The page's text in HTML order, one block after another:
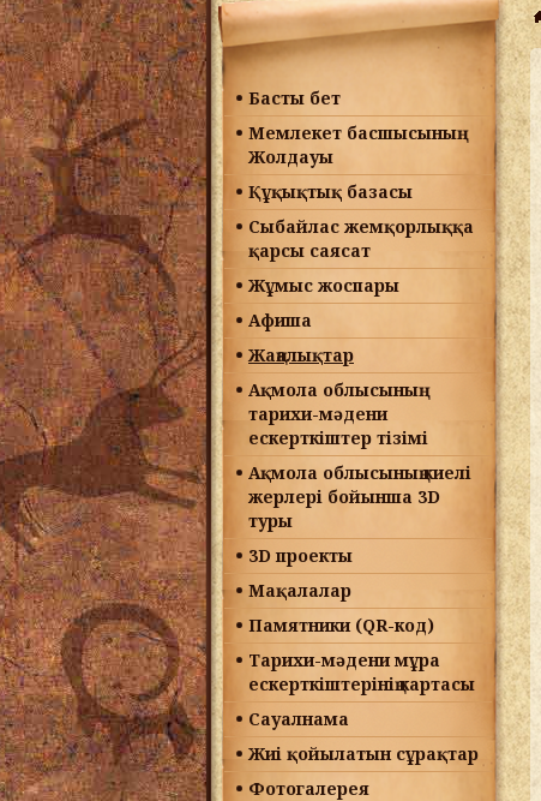
Басты бет
Мемлекет басшысының
Жолдауы
Құқықтық базасы
Сыбайлас жемқорлыққа
қарсы саясат
Жұмыс жоспары
Афиша
Жаңалықтар
Ақмола облысының
тарихи-мәдени
ескерткіштер тізімі
Ақмола облысының киелі
жерлері бойынша 3D
туры
3D проекты
Мақалалар
Памятники (QR-код)
Тарихи-мәдени мұра
ескерткіштерінің картасы
Сауалнама
Жиі қойылатын сұрақтар
Фотогалерея